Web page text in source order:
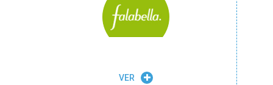
VER